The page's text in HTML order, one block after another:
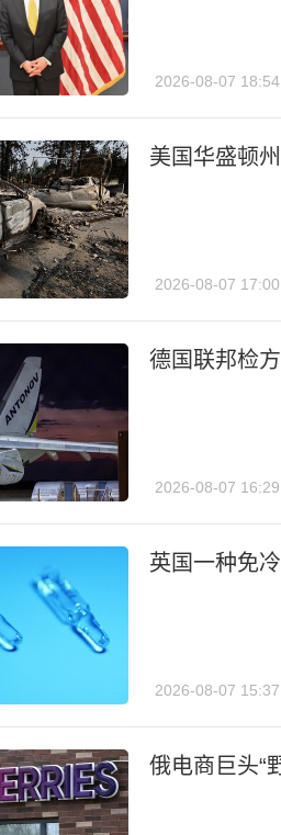
2026-08-07 18:54
美国华盛顿
2026-08-07 17:00
德国联邦检
2026-08-07 16:29
英国一种免
2026-08-07 15:37
俄电商巨头“